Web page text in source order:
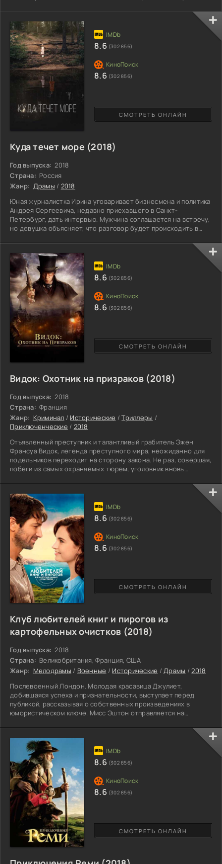
родителей. Подготовительный кастинг уже в полном разгаре,
практически каждый имеет шанс попасть в прямой эфир
телепередачи. Вы узнаете историю вашего своего древа,
уникальные научные разработки поспособствуют открыть
Куда течет море (2018)
Год выпуска: 2018
Страна: Россия
Жанр: Драмы / 2018
Юная журналистка Ирина уговаривает бизнесмена и политика
Андрея Сергеевича, недавно приехавшего в Санкт-
Петербург, дать интервью. Мужчина соглашается на встречу,
но девушка объясняет, что разговор будет происходить в
композицию и садится за инструмент, а затем обещает
начать задавать вопросы. Гость с недоумением, а затем с
интересом прислушивается к льющейся мелодии и с иронией
относится к девичьему максимализму. Получасовое общение
сопровождается
СМОТРЕТЬ ОНЛАЙН
8.6 (302 856)
8.6 (302 856)
Видок: Охотник на призраков (2018)
Год выпуска: 2018
Страна: Франция
Жанр: Криминал / Исторические /Триллеры /
Приключенческие / 2018
Отъявленный преступник и талантливый грабитель Эжен
Франсуа Видок, легенда преступного мира, неожиданно для
подельников переходит на сторону закона. Не раз, совершая,
побеги из самых охраняемых тюрем, уголовник вновь
детства зарабатывающий на жизнь мошенничеством и
воровством, нажил репутацию наиболее хитрого и
неуловимого злодея, которого давно ожидает смертная
казнь. Остроумный умелец, открывающий любую дверь и
хитроумный сейф,
СМОТРЕТЬ ОНЛАЙН
8.6 (302 856)
8.6 (302 856)
Клуб любителей книг и пирогов из
картофельных очистков (2018)
Год выпуска: 2018
Страна: Великобритания, Франция, США
Жанр: Мелодрамы / Военные / Исторические /Драмы /2018
Послевоенный Лондон. Молодая красавица Джулиет,
добившаяся успеха и признательности, выступает перед
публикой, рассказывая о собственных произведениях в
юмористическом ключе. Мисс Эштон отправляется на
жилье в возрождающемся городе, пережившем разруху,
голод и холод. Вместе с другом и издателем Сидни Старком,
она осматривает прекрасную жилплощадь, но не испытывает
высоких чувств. Писательница возвращается к хозяйке
арендованной квартиры с
СМОТРЕТЬ ОНЛАЙН
8.6 (302 856)
8.6 (302 856)
СМОТРЕТЬ ОНЛАЙН
8.6 (302 856)
8.6 (302 856)